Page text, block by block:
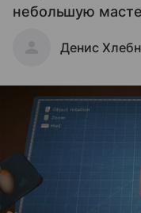
небольшую
Денис